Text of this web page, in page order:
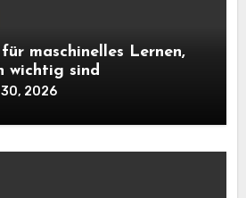
maschinelles Lernen,
wichtig sind
2026